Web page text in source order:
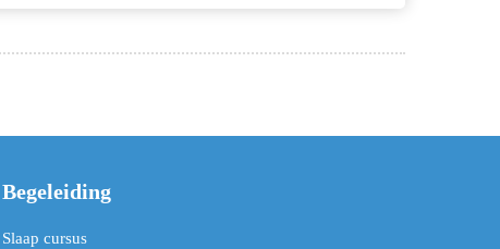
Begeleiding
Slaap cursus